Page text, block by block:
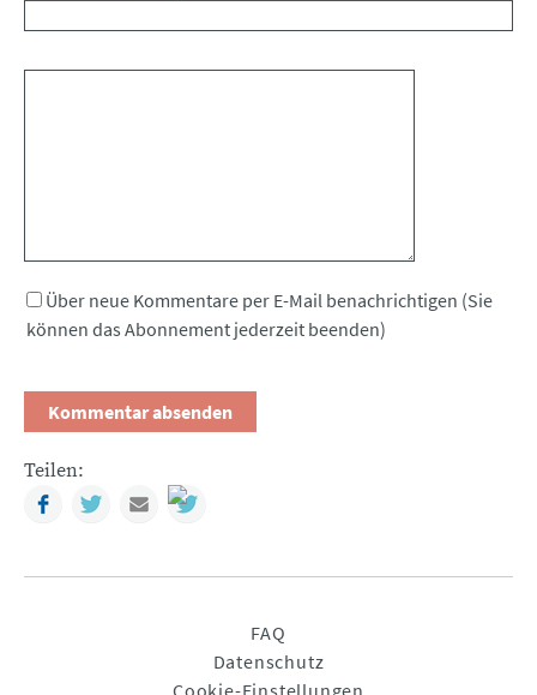
Über neue Kommentare per E-Mail benachrichtigen (Sie
können das Abonnement jederzeit beenden)
Teilen:
FacebookTwitterMail
FAQ
Datenschutz